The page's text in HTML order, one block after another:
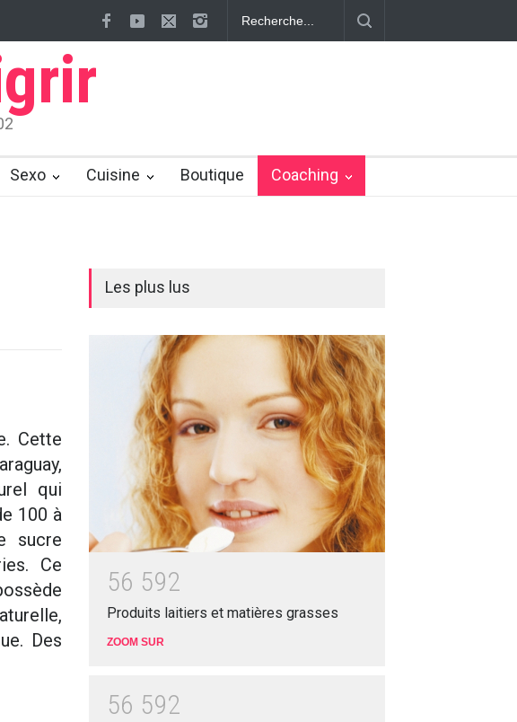
cellulite Effaçons définitivement la cellulite ! La cellulite : les méthodes pour s'en
Sexo Cuisine Boutique Coaching
Cette
qui
100 à
sucre
Ce
Des
Les plus lus
56 592
Produits laitiers et matières grasses
ZOOM SUR
56 592